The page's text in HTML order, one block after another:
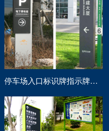
停车场入口标识牌指示牌导向牌定做